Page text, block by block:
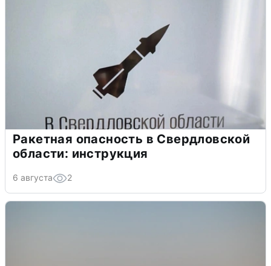
Ракетная опасность в Свердловской
области: инструкция
6 августа 2